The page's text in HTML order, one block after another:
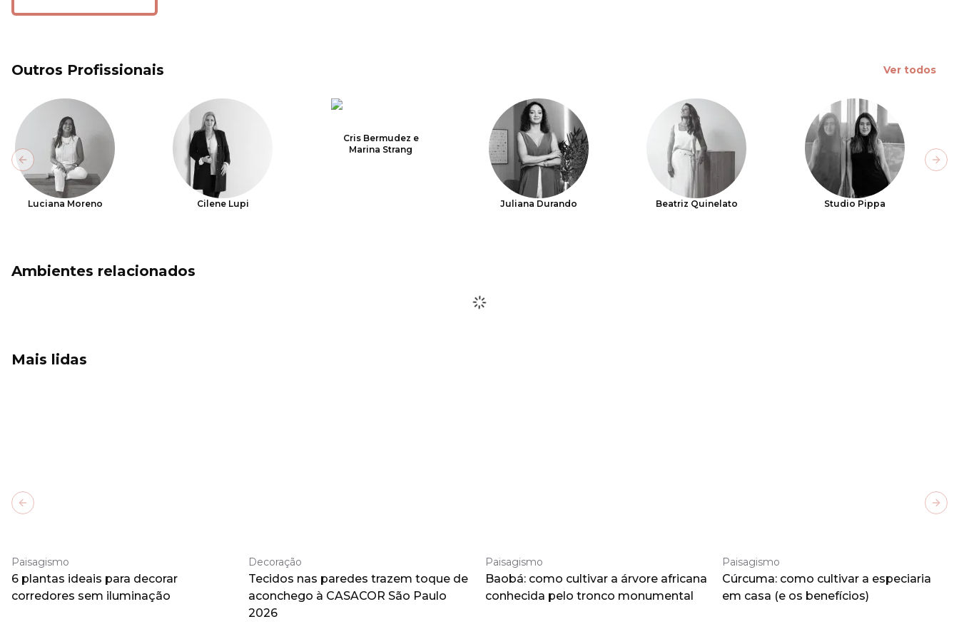
Outros Profissionais Ver todos
Luciana Moreno Cilene Lupi
Cris Bermudez e
Marina Strang
Juliana Durando Beatriz Quinelato Studio Pippa
Previous slide
Ambientes relacionados
Mais lidas
Paisagismo
6 plantas ideais para decorar
corredores sem iluminação
Decoração
Tecidos nas paredes trazem toque de
aconchego à CASACOR São Paulo
2026
Paisagismo
Baobá: como cultivar a árvore africana
conhecida pelo tronco monumental
Paisagismo
Cúrcuma: como cultivar a especiaria
em casa (e os benefícios)
Previous slide